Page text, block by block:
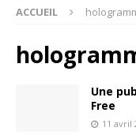
ACCUEIL
Une
Free
11 avril